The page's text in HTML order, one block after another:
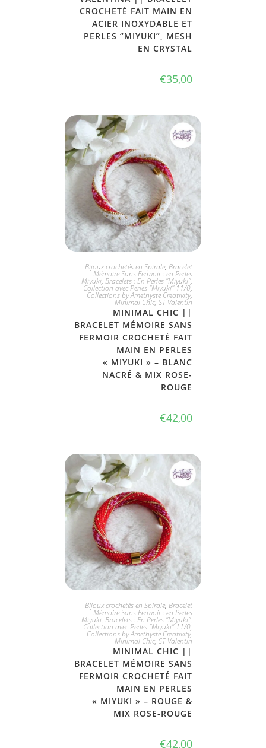
CROCHETÉ FAIT MAIN EN
ACIER INOXYDABLE ET
PERLES “MIYUKI”, MESH
EN CRYSTAL
€35,00
JE L'ADOPTE
Bijoux crochetés en Spirale, Bracelet
Mémoire Sans Fermoir : en Perles
Miyuki, Bracelets : En Perles "Miyuki",
Collection avec Perles "Miyuki" 11/0,
Collections by Amethyste Creativity,
Minimal Chic, ST Valentin
MINIMAL CHIC ||
BRACELET MÉMOIRE SANS
FERMOIR CROCHETÉ FAIT
MAIN EN PERLES
« MIYUKI » – BLANC
NACRÉ & MIX ROSE-
ROUGE
€42,00
JE L'ADOPTE
Bijoux crochetés en Spirale, Bracelet
Mémoire Sans Fermoir : en Perles
Miyuki, Bracelets : En Perles "Miyuki",
Collection avec Perles "Miyuki" 11/0,
Collections by Amethyste Creativity,
Minimal Chic, ST Valentin
MINIMAL CHIC ||
BRACELET MÉMOIRE SANS
FERMOIR CROCHETÉ FAIT
MAIN EN PERLES
« MIYUKI » – ROUGE &
MIX ROSE-ROUGE
€42,00